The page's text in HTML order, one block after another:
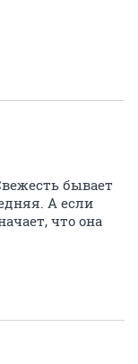
бывает
А если
что она